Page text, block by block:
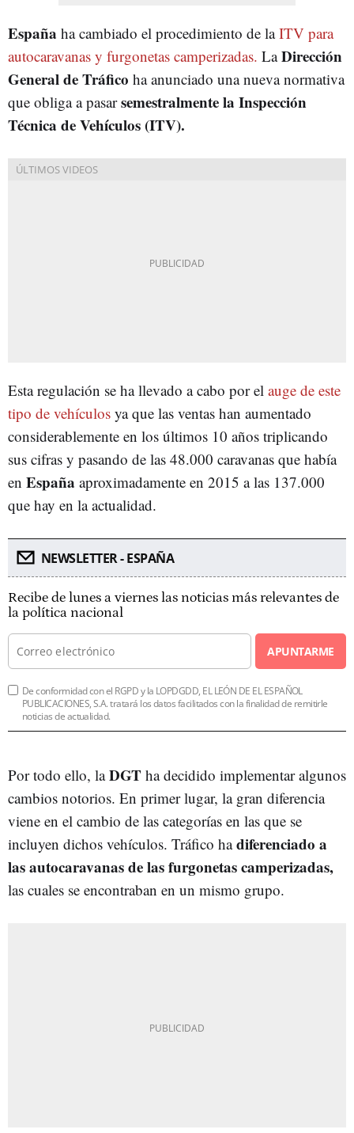
España ha cambiado el procedimiento de laITV para
autocaravanas y furgonetas camperizadas. LaDirección
General de Tráfico ha anunciado una nueva normativa
que obliga a pasarsemestralmente la Inspección
Técnica de Vehículos (ITV).
Esta regulación se ha llevado a cabo por el auge de este
tipo de vehículos ya que las ventas han aumentado
considerablemente en los últimos 10 años triplicando
sus cifras y pasando de las 48.000 caravanas que había
en España aproximadamente en 2015 a las 137.000
que hay en la actualidad.
NEWSLETTER - ESPAÑA
Recibe de lunes a viernes las noticias más relevantes de
la política nacional
APUNTARME
De conformidad con el RGPD y la LOPDGDD, EL LEÓN DE EL ESPAÑOL
PUBLICACIONES, S.A. tratará los datos facilitados con la finalidad de remitirle
noticias de actualidad.
Por todo ello, laDGT ha decidido implementar algunos
cambios notorios. En primer lugar, la gran diferencia
viene en el cambio de las categorías en las que se
incluyen dichos vehículos. Tráfico hadiferenciado a
las autocaravanas de las furgonetas camperizadas,
las cuales se encontraban en un mismo grupo.